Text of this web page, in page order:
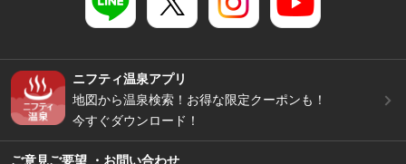
ニフティ温泉アプリ
地図から温泉検索！お得な限定クーポンも！
今すぐダウンロード！
ご意見ご要望 ・お問い合わせ